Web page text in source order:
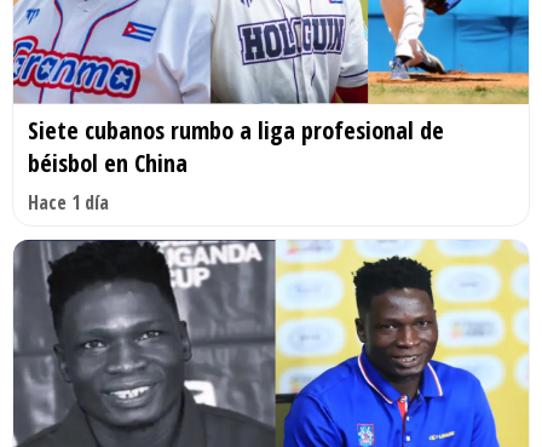
Siete cubanos rumbo a liga profesional de
béisbol en China
Hace 1 día